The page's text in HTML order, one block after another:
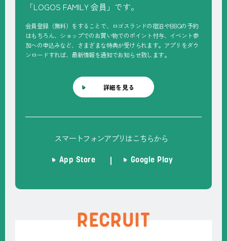
「LOGOS FAMILY会員」です。
会員登録（無料）をすることで、ロゴスランドの宿泊やBBQの予約
はもちろん、ショップでのお買い物でのポイント付与、イベント参
加への申込みなど、さまざまな特典が受けられます。アプリをダウ
ンロードすれば、最新情報を通知でお知らせ致します。
詳細を見る
スマートフォンアプリはこちらから
App Store Google Play
RECRUIT